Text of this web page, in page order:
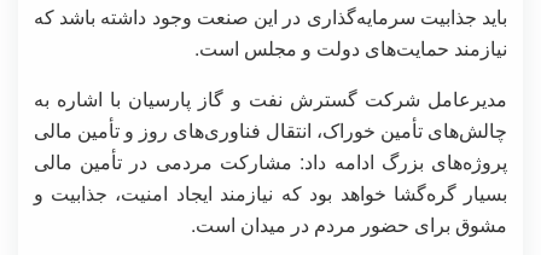
باید جذابیت‌ سرمایه‌گذاری در این صنعت وجود داشته باشد که
نیازمند حمایت‌های دولت و مجلس است.
مدیرعامل شرکت گسترش نفت و گاز پارسیان با اشاره به
چالش‌های تأمین خوراک، انتقال فناوری‌های روز و تأمین مالی
پروژه‌های بزرگ ادامه داد: مشارکت مردمی در تأمین مالی
بسیار گره‌گشا خواهد بود که نیازمند ایجاد امنیت، جذابیت و
مشوق برای حضور مردم در میدان است.